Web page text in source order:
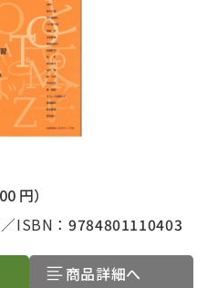
円）
ISBN：9784801110403
商品詳細へ